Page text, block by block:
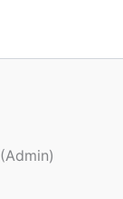
(Admin)